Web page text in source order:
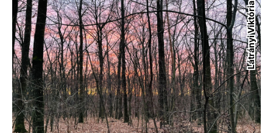
Látrányi Viktória